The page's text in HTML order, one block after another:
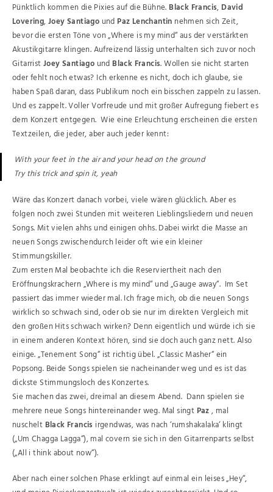
Pünktlich kommen die Pixies auf die Bühne. Black Francis, David
Lovering,Joey Santiago und Paz Lenchantin nehmen sich Zeit,
bevor die ersten Töne von „Where is my mind“ aus der verstärkten
Akustikgitarre klingen. Aufreizend lässig unterhalten sich zuvor noch
GitarristJoey Santiago und Black Francis. Wollen sie nicht starten
oder fehlt noch etwas? Ich erkenne es nicht, doch ich glaube, sie
haben Spaß daran, dass Publikum noch ein bisschen zappeln zu lassen.
Und es zappelt. Voller Vorfreude und mit großer Aufregung fiebert es
dem Konzert entgegen. Wie eine Erleuchtung erscheinen die ersten
Textzeilen, die jeder, aber auch jeder kennt:
With your feet in the air and your head on the ground
Try this trick and spin it, yeah
Wäre das Konzert danach vorbei, viele wären glücklich. Aber es
folgen noch zwei Stunden mit weiteren Lieblingsliedern und neuen
Songs. Mit vielen ahhs und einigen ohhs. Dabei wirkt die Masse an
neuen Songs zwischendurch leider oft wie ein kleiner
Stimmungskiller.
Zum ersten Mal beobachte ich die Reserviertheit nach den
Eröffnungskrachern „Where is my mind“ und „Gauge away“. Im Set
passiert das immer wieder mal. Ich frage mich, ob die neuen Songs
wirklich so schwach sind, oder ob sie nur im direkten Vergleich mit
den großen Hits schwach wirken? Denn eigentlich und würde ich sie
in einem anderen Kontext hören, sind sie doch auch ganz nett. Also
einige. „Tenement Song“ ist richtig übel. „Classic Masher“ ein
Popsong. Beide Songs spielen sie nacheinander weg und es ist das
dickste Stimmungsloch des Konzertes.
Sie machen das zwei, dreimal an diesem Abend. Dann spielen sie
mehrere neue Songs hintereinander weg. Mal singt Paz, mal
nuschelt Black Francis irgendwas, was nach ‘rumshakalaka‘ klingt
(„Um Chagga Lagga“), mal covern sie sich in den Gitarrenparts selbst
(„All i think about now“).
Aber nach einer solchen Phase erklingt auf einmal ein leises „Hey“,